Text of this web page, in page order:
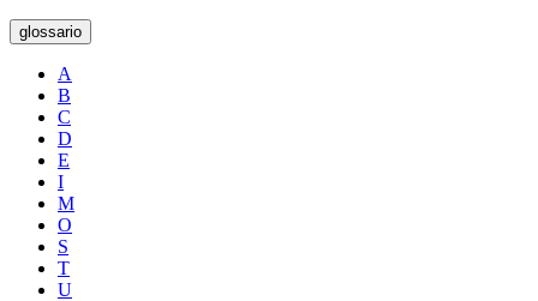
glossario
A
B
C
D
E
I
M
O
S
T
U